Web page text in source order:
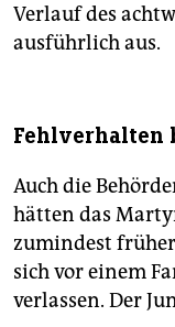
Verlauf des
ausführlich aus.
Fehlverhalten
Auch die
hätten das
zumindest
sich vor einem
verlassen. Der